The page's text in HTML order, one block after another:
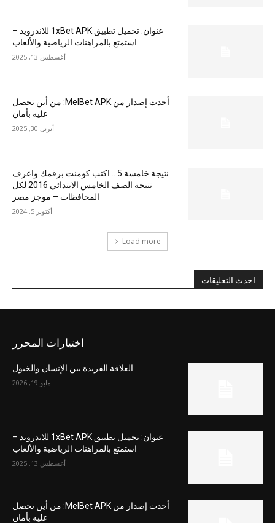
عنوان: تحميل تطبيق 1xBet APK للاندرويد –
استمتع بالمراهنات الرياضية والألعاب
أغسطس 13, 2025
أحدث إصدار من MelBet APK: من أين تحصل
عليه بأمان
أبريل 30, 2025
نتيجة خامسة 5 .. اكتب كومنت برقمك واعرف
نتيجة الصف الخامس الابتدائي 2016 لكل
المحافظات – موجز مصر
أكتوبر 5, 2024
Load more
احدث التعليقات
اختيارات المحرر
العلاقة الفريدة بين الإنسان والخيول
مايو 19, 2026
عنوان: تحميل تطبيق 1xBet APK للاندرويد –
استمتع بالمراهنات الرياضية والألعاب
أغسطس 13, 2025
أحدث إصدار من MelBet APK: من أين تحصل
عليه بأمان